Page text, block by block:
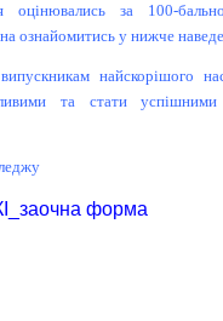
оцінювались за 100-
ознайомитись у нижче
найскорішого
та стати успішними
форма